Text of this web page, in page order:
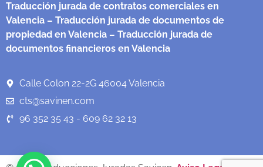
Traducción jurada de contratos comerciales en
Valencia – Traducción jurada de documentos de
propiedad en Valencia – Traducción jurada de
documentos financieros en Valencia
Calle Colon 22-2G 46004 Valencia
cts@savinen.com
96 352 35 43 - 609 62 32 13